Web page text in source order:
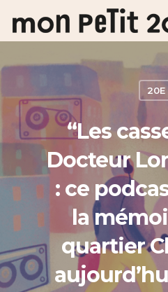
Hit enter to search or ESC
20E
“Les
Docteur
: ce
la
quartier